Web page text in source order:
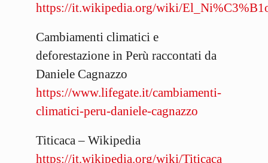
https://it.wikipedia.org/wiki/
Cambiamenti climatici e
deforestazione in Perù raccontati da
Daniele Cagnazzo
https://www.lifegate.it/cambiamenti-
climatici-peru-daniele-cagnazzo
Titicaca – Wikipedia
https://it.wikipedia.org/wiki/Titicaca